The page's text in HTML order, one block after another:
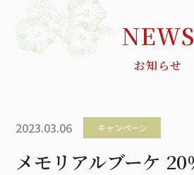
お知らせ
2023.03.06 キャンペーン
メモリアルブーケ 20